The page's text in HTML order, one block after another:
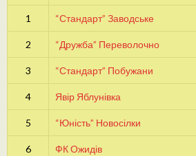
1 “Стандарт” Заводське
2 “Дружба” Переволочно
3 “Стандарт” Побужани
4 Явір Яблунівка
5 “Юність” Новосілки
6 ФК Ожидів